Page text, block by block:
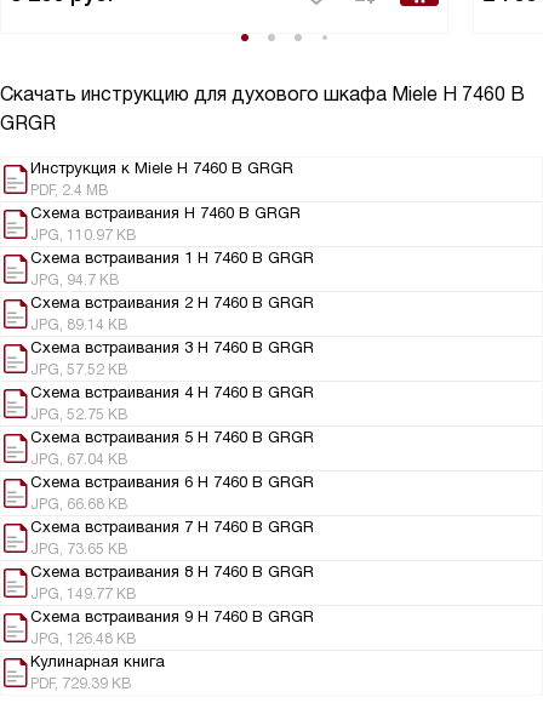
Скачать инструкцию для духового шкафа Miele H 7460 B
GRGR
Инструкция к Miele H 7460 B GRGR
PDF, 2.4 MB
Схема встраивания H 7460 B GRGR
JPG, 110.97 KB
Схема встраивания 1 H 7460 B GRGR
JPG, 94.7 KB
Схема встраивания 2 H 7460 B GRGR
JPG, 89.14 KB
Схема встраивания 3 H 7460 B GRGR
JPG, 57.52 KB
Схема встраивания 4 H 7460 B GRGR
JPG, 52.75 KB
Схема встраивания 5 H 7460 B GRGR
JPG, 67.04 KB
Схема встраивания 6 H 7460 B GRGR
JPG, 66.68 KB
Схема встраивания 7 H 7460 B GRGR
JPG, 73.65 KB
Схема встраивания 8 H 7460 B GRGR
JPG, 149.77 KB
Схема встраивания 9 H 7460 B GRGR
JPG, 126.48 KB
Кулинарная книга
PDF, 729.39 KB